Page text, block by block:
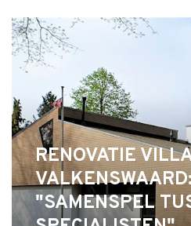
RENOVATIE
"SAMENSPEL